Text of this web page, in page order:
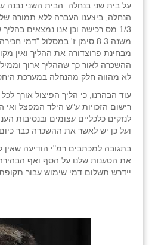
על בית שני בנחלה. הבית השני נבנה
הנחלה, ביצענו העברה ללא תמורה
1/3 מס רכישה וכן אנו נמצאים
משנה 8.3 סימן ז' במסלול "דמי
מבחינת פרוצדורה את ההליך ואין
ההשכרה לאור כך שההליך ארוך
לא מהווה חלק מהנחלה במערכת
עוד הבהרנו, כי הליך הפיצול אורך
רישום הזכויות ע"ש הילד המפצל
לנזקים כלכליים עצומים ובנסיבות
ועל כן יש לאשר את ההשכרה כבר כיום.
בתגובה למכתבים רמ"י הודיעה
את הטענות שלנו על הסף ואף הבהירה
יידרש תשלום דמי שימוש עבור
כפר מע״ש
כפר מרדכי
כפר סבא (אגרא)
כפר שמריהו
מגשימים
מישר
מכורה
מנחמיה